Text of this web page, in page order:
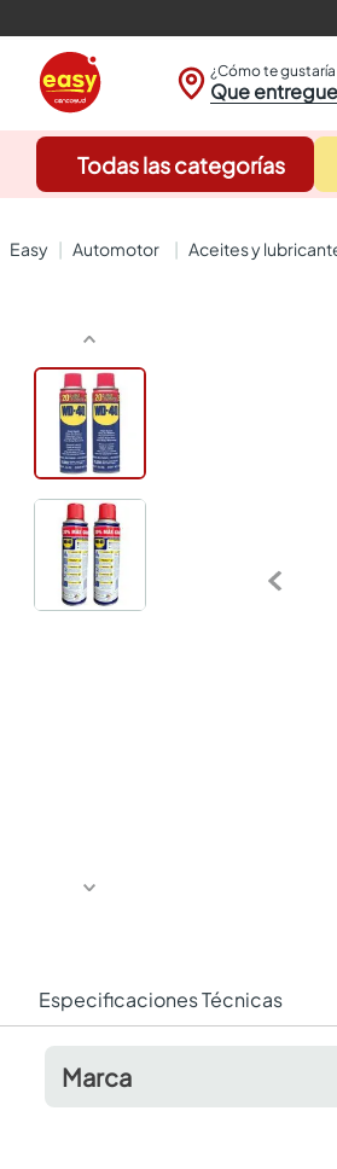
¿Cómo te gustaría
Que
Todas las categorías
automotor aceites y
Especificaciones Técnicas
Marca